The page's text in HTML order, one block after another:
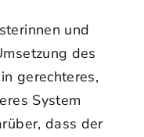
und
des
gerechteres,
System
dass der